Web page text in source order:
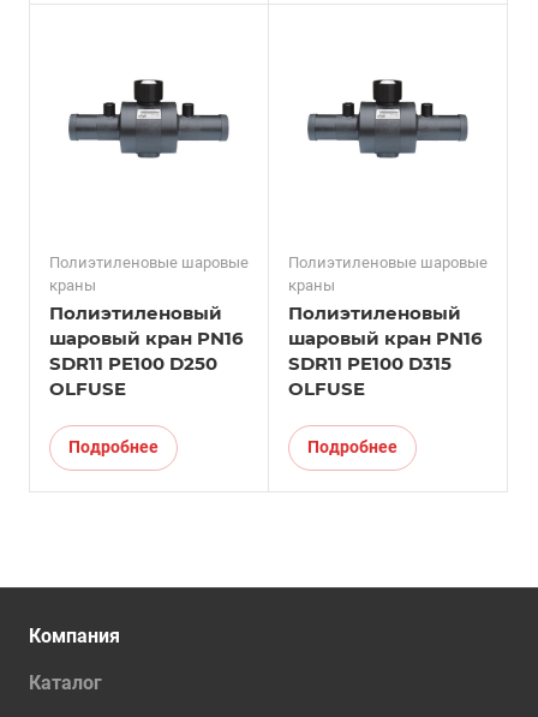
Полиэтиленовые шаровые
краны
Полиэтиленовый
шаровый кран PN16
SDR11 PE100 D250
OLFUSE
Подробнее
Полиэтиленовые шаровые
краны
Полиэтиленовый
шаровый кран PN16
SDR11 PE100 D315
OLFUSE
Подробнее
Компания
Каталог